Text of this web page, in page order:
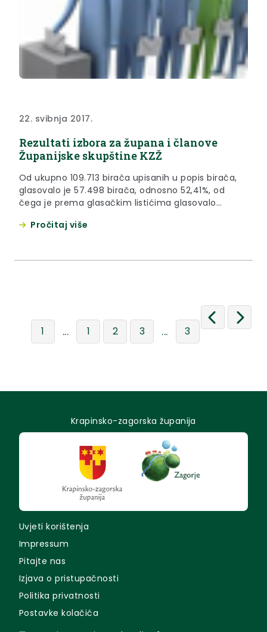
22. svibnja 2017.
Rezultati izbora za župana i članove
Županijske skupštine KZŽ
Od ukupno 109.713 birača upisanih u popis birača,
glasovalo je 57.498 birača, odnosno 52,41%, od
čega je prema glasačkim listićima glasovalo
je 55.752, odnosno 96,97%. Nevažećih je bilo 1.741
Pročitaj više
1 ... 1 2 3 ... 3
Krapinsko-zagorska županija
Uvjeti korištenja
Impressum
Pitajte nas
Izjava o pristupačnosti
Politika privatnosti
Postavke kolačića